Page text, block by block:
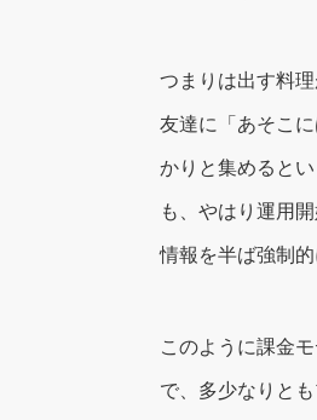
つまりは出す料
友達に「あそこ
かりと集めると
も、やはり運用
情報を半ば強制
このように課金
で、多少なりと